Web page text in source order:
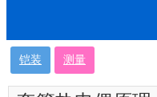
铠装 测量